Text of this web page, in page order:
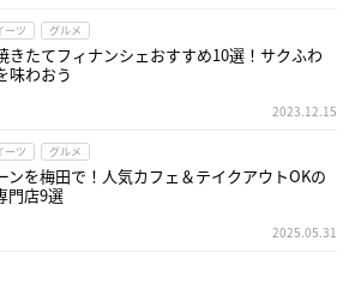
ーツ グルメ
きたてフィナンシェおすすめ10選！サクふわ
味わおう
2023.12.15
ーツ グルメ
ンを梅田で！人気カフェ＆テイクアウトOKの
門店9選
2025.05.31